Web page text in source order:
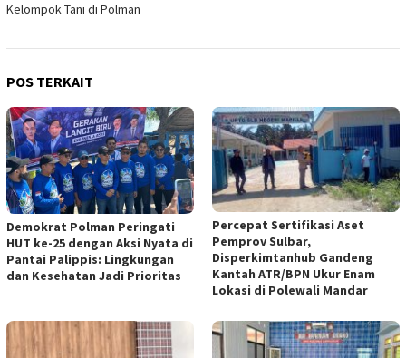
Kelompok Tani di Polman
POS TERKAIT
Demokrat Polman Peringati
HUT ke-25 dengan Aksi Nyata di
Pantai Palippis: Lingkungan
dan Kesehatan Jadi Prioritas
Percepat Sertifikasi Aset
Pemprov Sulbar,
Disperkimtanhub Gandeng
Kantah ATR/BPN Ukur Enam
Lokasi di Polewali Mandar